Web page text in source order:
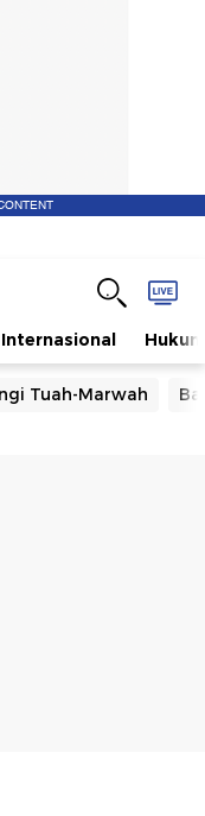
Internasional Hukum
Tuah-Marwah